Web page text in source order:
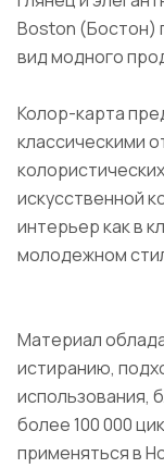
Boston (Бостон)
вид модного
Колор-карта
классическими
искусственной
интерьер как в
молодежном
Материал
истиранию,
использования,
более 100 000
применяться в